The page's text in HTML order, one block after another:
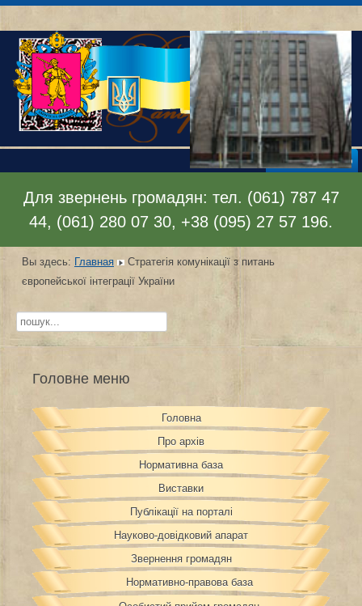
Раскрыть меню
Для звернень громадян: тел. (061) 787 47
44, (061) 280 07 30, +38 (095) 27 57 196.
Вы здесь: Главная
Стратегія комунікації з питань
європейської інтеграції України
Искать...
Головне меню
Головна
Про архів
Нормативна база
Виставки
Публікації на порталі
Науково-довідковий апарат
Звернення громадян
Нормативно-правова база